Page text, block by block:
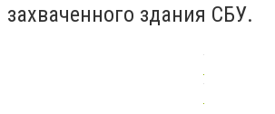
захваченного здания СБУ.